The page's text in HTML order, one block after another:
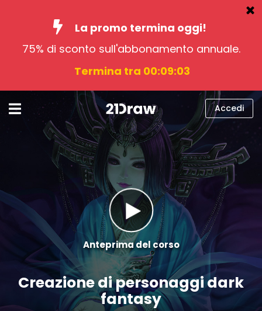
La promo termina oggi!
75% di sconto sull'abbonamento annuale.
Termina tra 00:09:01
Corsi
Aiuto
Chi siamo
Accedi
italiano
Accedi
Anteprima del corso
Creazione di personaggi dark
fantasy